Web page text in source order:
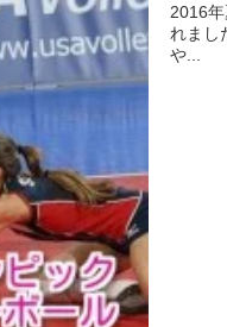
2016
れまし
や...